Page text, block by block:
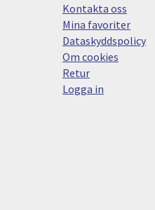
Kontakta oss
Mina favoriter
Dataskyddspolicy
Om cookies
Retur
Logga in